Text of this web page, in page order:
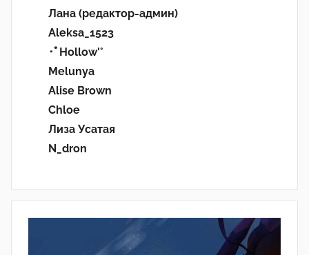
Лана (редактор-админ)
Aleksa_1523
･ﾟHollow'°
Melunya
Alise Brown
Chloe
Лиза Усатая
N_dron